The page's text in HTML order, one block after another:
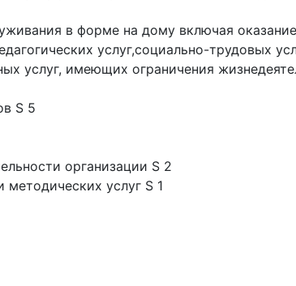
в форме на дому включая
услуг,социально-трудовых
услуг, имеющих ограничения
S 5
организации S 2
методических услуг S 1